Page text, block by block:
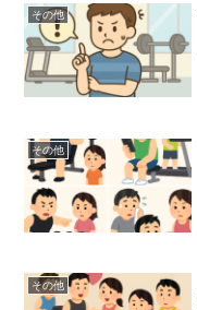
その他
その他
その他